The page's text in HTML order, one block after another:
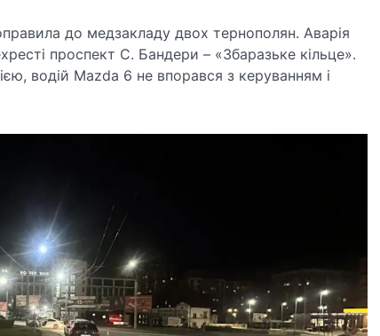
до медзакладу двох тернополян. Аварія
проспект С. Бандери – «Збаразьке кільце».
водій Mazda 6 не впорався з керуванням і